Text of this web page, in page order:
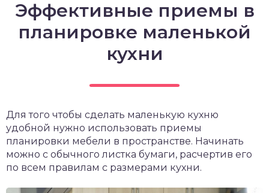
Эффективные приемы в
планировке маленькой
кухни
Для того чтобы сделать маленькую кухню
удобной нужно использовать приемы
планировки мебели в пространстве. Начинать
можно с обычного листка бумаги, расчертив его
по всем правилам с размерами кухни.